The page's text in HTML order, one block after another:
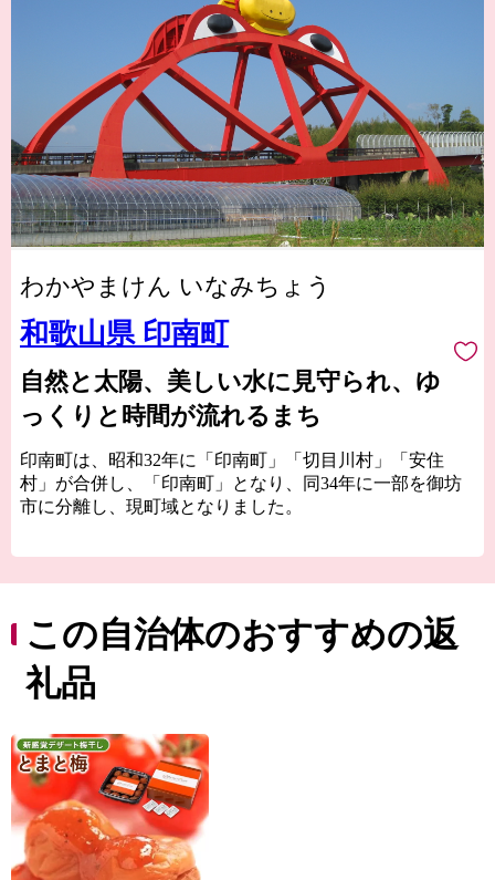
わかやまけん いなみちょう
和歌山県 印南町
自然と太陽、美しい水に見守られ、ゆ
っくりと時間が流れるまち
印南町は、昭和32年に「印南町」「切目川村」「安住
村」が合併し、「印南町」となり、同34年に一部を御坊
市に分離し、現町域となりました。
などの山々が連なっています。また、切目川と印南川が
町の中心部を流れて太平洋に注いでいます。
印南町では、全国に類を見ない「かえる」をテーマと
したユニークな橋（かえる橋）を建設しました。多くの
ネーミングは、『努力、忍耐、飛躍』を象徴する柳に飛
びつくかえる（小野道風）をイメージし、「考える」
「人をかえる」「町をかえる」「古里へかえる」「栄え
る」という5つのかえるにひっかけネーミングしていま
す。今でも多くの方が観光に訪れる印南町のシンボルと
なっています。
この自治体のおすすめの返
礼品